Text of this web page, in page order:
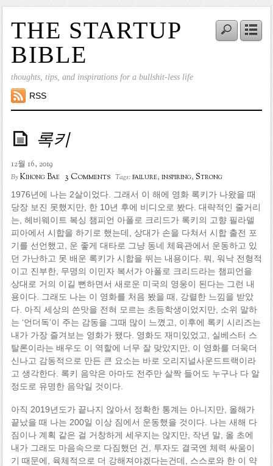
THE STARTUP
BIBLE
thoughts, tips, and inspirations for a bullshit-less life
RSS
록키
12월 16, 2019
ByKihong Bae 3 Comments Tags:failure, inspiring, Strong
1976년에 나는 2살이었다. 그래서 이 해에 영화 록키가 나왔을 때
당장 보진 못했지만, 한 10년 후에 비디오로 봤다. 대략적인 줄거리
는, 헤비웨이트 복싱 챔피언 아폴로 크리드가 록키의 고향 필라델
피아에서 시합을 하기로 했는데, 상대가 손을 다쳐서 시합 출전 포
기를 선언했고, 운 좋게 대타로 그냥 동네 체육관에서 운동하고 있
던 가난하고 못 배운 록키가 시합을 뛰는 내용이다. 뭐, 워낙 전형적
이고 진부한, 무명의 이민자 복서가 아폴로 크리드라는 챔피언을
상대로 거의 이길 뻔하면서 새로운 미국의 영웅이 된다는 그런 내
용이다. 그래도 나는 이 영화를 처음 봤을 때, 강렬한 느낌을 받았
다. 아직 세상의 쓴맛을 전혀 모르는 초등학생이었지만, 소위 말하
는 ‘언더독’이 주는 감동을 그때 많이 느꼈고, 이후에 록키 시리즈는
내가 가장 즐겨보는 영화가 됐다. 영화도 재미있었고, 실베스터 스
탈론이라는 배우도 이 역할에 너무 잘 맞았지만, 이 영화를 더욱더
신나고 감동적으로 만든 큰 요소는 바로 오리지널사운드트랙이라
고 생각한다. 록키 음악은 아마도 전주만 살짝 들어도 누구나 다 알
정도로 유명한 음악일 것이다.
아직 2019년도가 끝나지 않아서 정확한 통계는 아니지만, 올해가
끝났을 때 나는 200일 이상 짐에서 운동했을 것이다. 나는 새해 다
짐이나 계획 같은 걸 거창하게 세우지는 않지만, 작년 말, 올 초에
내가 그래도 마음속으로 다짐했던 건, 투자도 결국엔 체력 싸움이
기 때문에, 육체적으로 더 강해져야겠다는건데, 스스로와 한 이 약